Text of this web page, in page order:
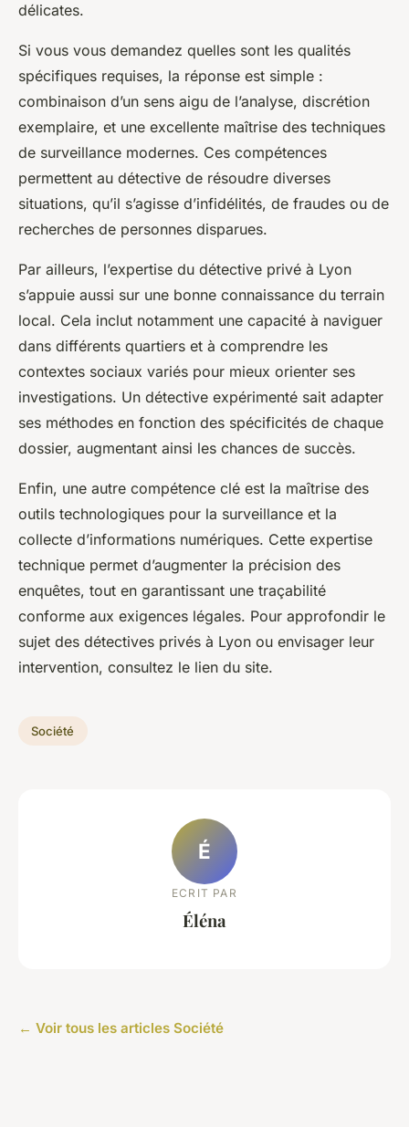
délicates.
Si vous vous demandez quelles sont les qualités
spécifiques requises, la réponse est simple :
combinaison d’un sens aigu de l’analyse, discrétion
exemplaire, et une excellente maîtrise des techniques
de surveillance modernes. Ces compétences
permettent au détective de résoudre diverses
situations, qu’il s’agisse d’infidélités, de fraudes ou de
recherches de personnes disparues.
Par ailleurs, l’expertise du détective privé à Lyon
s’appuie aussi sur une bonne connaissance du terrain
local. Cela inclut notamment une capacité à naviguer
dans différents quartiers et à comprendre les
contextes sociaux variés pour mieux orienter ses
investigations. Un détective expérimenté sait adapter
ses méthodes en fonction des spécificités de chaque
dossier, augmentant ainsi les chances de succès.
Enfin, une autre compétence clé est la maîtrise des
outils technologiques pour la surveillance et la
collecte d’informations numériques. Cette expertise
technique permet d’augmenter la précision des
enquêtes, tout en garantissant une traçabilité
conforme aux exigences légales. Pour approfondir le
sujet des détectives privés à Lyon ou envisager leur
intervention, consultez le lien du site.
Société
É
ECRIT PAR
Éléna
← Voir tous les articles Société